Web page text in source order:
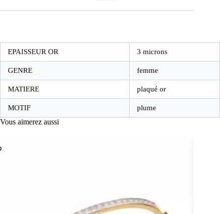
EPAISSEUR OR 3 microns
GENRE femme
MATIERE plaqué or
MOTIF plume
Vous aimerez aussi